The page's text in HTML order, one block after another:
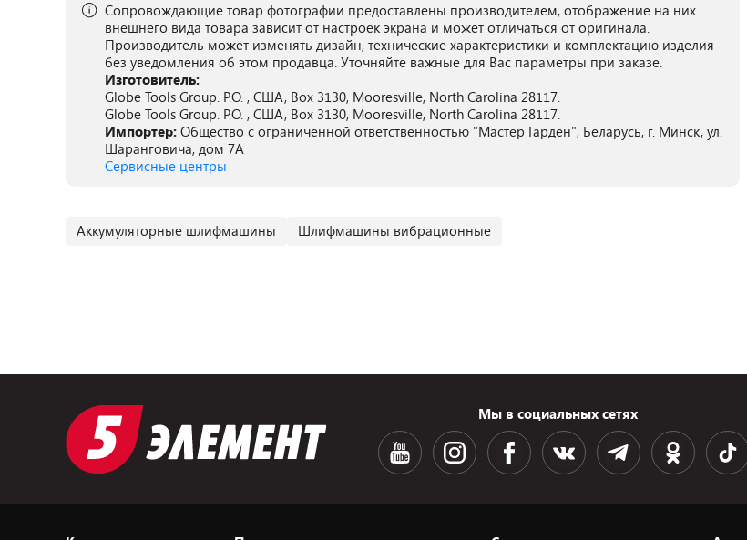
Сопровождающие товар фотографии предоставлены производителем, отображение на них
внешнего вида товара зависит от настроек экрана и может отличаться от оригинала.
Производитель может изменять дизайн, технические характеристики и комплектацию изделия
без уведомления об этом продавца. Уточняйте важные для Вас параметры при заказе.
Изготовитель:
Globe Tools Group. P.O. , США, Box 3130, Mooresville, North Carolina 28117.
Globe Tools Group. P.O. , США, Box 3130, Mooresville, North Carolina 28117.
Импортер: Общество с ограниченной ответственностью "Мастер Гарден", Беларусь, г. Минск, ул.
Шаранговича, дом 7А
Сервисные центры
Аккумуляторные шлифмашины Шлифмашины вибрационные
Мы в социальных сетях